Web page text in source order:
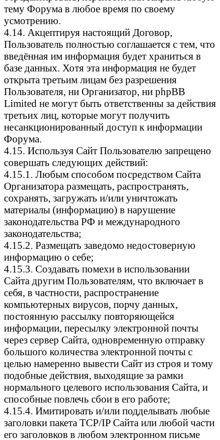
тему Форума в любое время по своему
усмотрению.
4.14. Акцептируя настоящий Договор,
Пользователь полностью соглашается с тем, что
введённая им информация будет храниться в
базе данных. Хотя эта информация не будет
открыта третьим лицам без разрешения
Пользователя, ни Организатор, ни phpBB
Limited не могут быть ответственны за действия
третьих лиц, которые могут получить
несанкционированный доступ к информации
Форума.
4.15. Используя Сайт Пользователю запрещено
совершать следующих действий:
4.15.1. Любым способом посредством Сайта
Организатора размещать, распространять,
сохранять, загружать и/или уничтожать
материалы (информацию) в нарушение
законодательства РФ и международного
законодательства;
4.15.2. Размещать заведомо недостоверную
информацию о себе;
4.15.3. Создавать помехи в использовании
Сайта другим Пользователям, что включает в
себя, в частности, распространение
компьютерных вирусов, порчу данных,
постоянную рассылку повторяющейся
информации, пересылку электронной почты
через сервер Сайта, одновременную отправку
большого количества электронной почты с
целью намеренно вывести Сайт из строя и тому
подобные действия, выходящие за рамки
нормального целевого использования Сайта, и
способные повлечь сбои в его работе;
4.15.4. Имитировать и/или подделывать любые
заголовки пакета TCP/IP Сайта или любой части
его заголовков в любом электронном письме